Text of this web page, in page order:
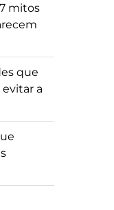
mitos
que
a